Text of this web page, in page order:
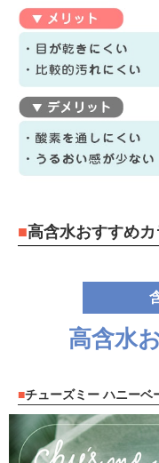
高含水おすすめ
高含水
チューズミー ハニーベ